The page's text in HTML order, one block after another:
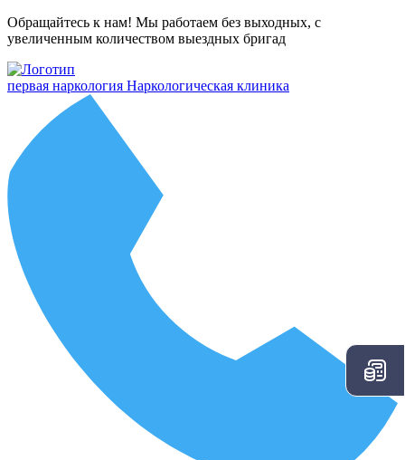
Обращайтесь к нам! Мы работаем без выходных, с
увеличенным количеством выездных бригад
первая наркология Наркологическая клиника